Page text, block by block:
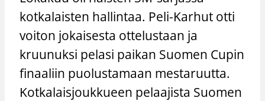
kotkalaisten hallintaa. Peli-Karhut otti
voiton jokaisesta ottelustaan ja
kruunuksi pelasi paikan Suomen Cupin
finaaliin puolustamaan mestaruutta.
Kotkalaisjoukkueen pelaajista Suomen